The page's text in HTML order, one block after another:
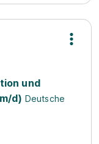
und
d) Deutsche